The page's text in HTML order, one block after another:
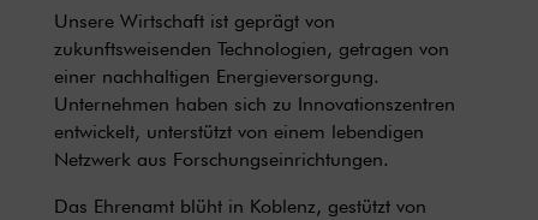
Unsere Wirtschaft ist geprägt von
zukunftsweisenden Technologien, getragen von
einer nachhaltigen Energieversorgung.
Unternehmen haben sich zu Innovationszentren
entwickelt, unterstützt von einem lebendigen
Netzwerk aus Forschungseinrichtungen.
Das Ehrenamt blüht in Koblenz, gestützt von